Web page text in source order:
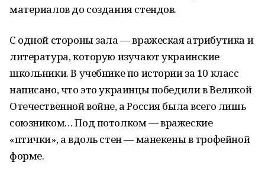
материалов до создания стендов.
С одной стороны зала — вражеская атрибутика и
литература, которую изучают украинские
школьники. В учебнике по истории за 10 класс
написано, что это украинцы победили в Великой
Отечественной войне, а Россия была всего лишь
союзником… Под потолком — вражеские
«птички», а вдоль стен — манекены в трофейной
форме.